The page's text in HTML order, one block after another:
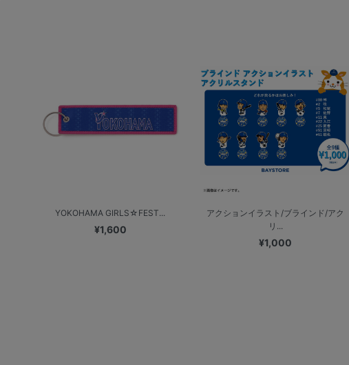
YOKOHAMA GIRLS☆FEST...
¥1,600
アクションイラスト/ブラインド/アク
リ...
¥1,000